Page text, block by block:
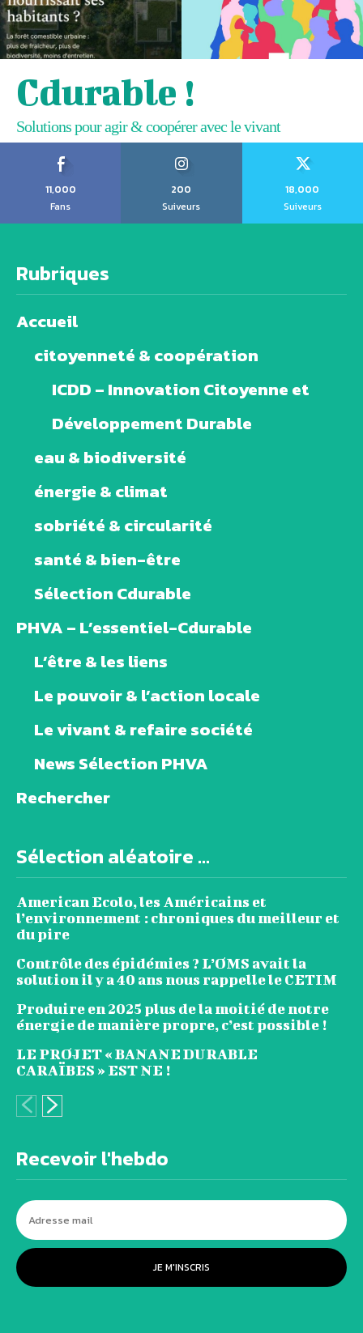
Cdurable !
Solutions pour agir & coopérer avec le vivant
11,000
Fans
200
Suiveurs
18,000
Suiveurs
Rubriques
Accueil
citoyenneté & coopération
ICDD – Innovation Citoyenne et
Développement Durable
eau & biodiversité
énergie & climat
sobriété & circularité
santé & bien-être
Sélection Cdurable
PHVA – L’essentiel-Cdurable
L’être & les liens
Le pouvoir & l’action locale
Le vivant & refaire société
News Sélection PHVA
Rechercher
Sélection aléatoire ...
American Ecolo, les Américains et
l’environnement : chroniques du meilleur et
du pire
Contrôle des épidémies ? L’OMS avait la
solution il y a 40 ans nous rappelle le CETIM
Produire en 2025 plus de la moitié de notre
énergie de manière propre, c’est possible !
LE PROJET « BANANE DURABLE
CARAÏBES » EST NE !
Recevoir l'hebdo
JE M'INSCRIS